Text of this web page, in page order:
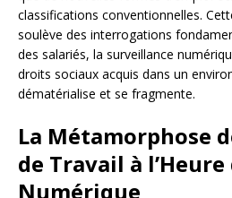
classifications conventionnelles.
soulève des interrogations
des salariés, la surveillance
droits sociaux acquis dans un
dématérialise et se fragmente.
La Métamorphose
de Travail à l’Heure
Numérique